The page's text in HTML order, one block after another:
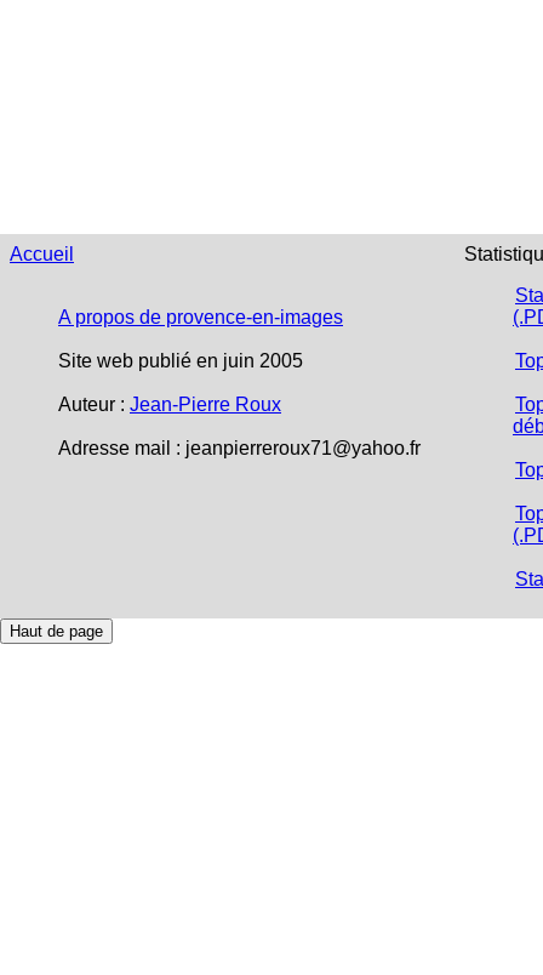
Accueil
A propos de provence-en-images
Site web publié en juin 2005
Auteur : Jean-Pierre Roux
Adresse mail : jeanpierreroux71@yahoo.fr
Haut de page